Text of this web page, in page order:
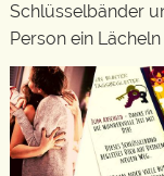
Schlüsselbänder
Person ein